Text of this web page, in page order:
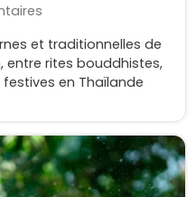
et traditionnelles de
entre rites bouddhistes,
en Thaïlande